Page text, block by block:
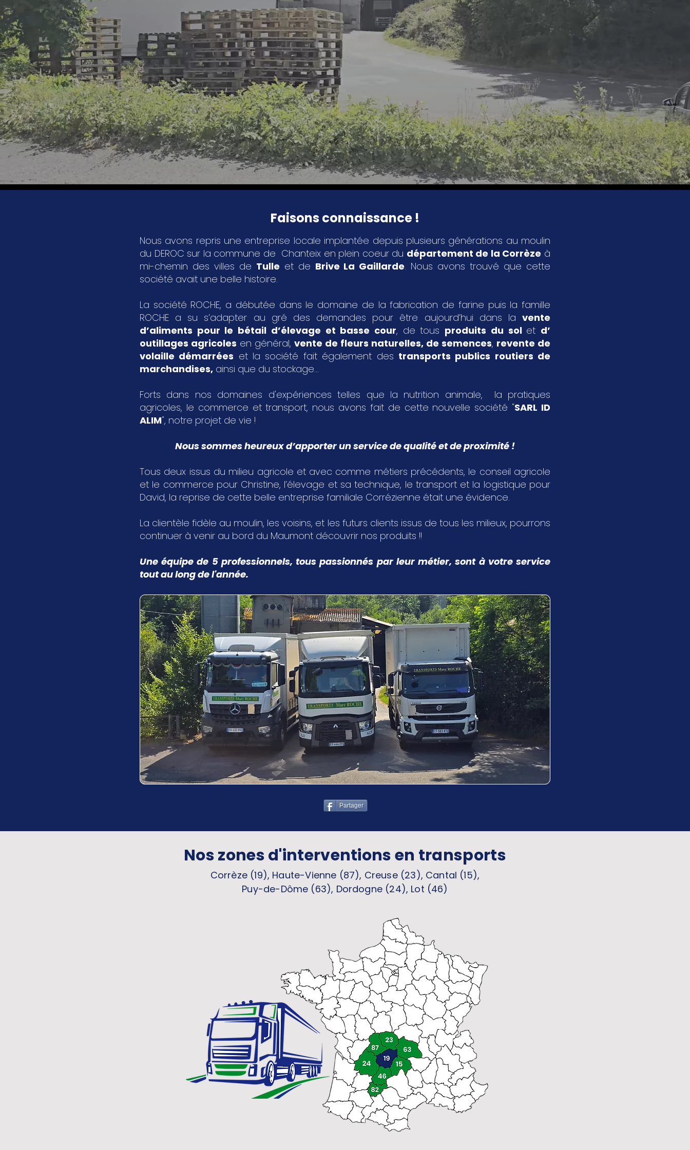
Faisons connaissance !
Nous avons repris une entreprise locale implantée depuis plusieurs générations au moulin
du DEROC sur la commune de Chanteix en plein coeur du département de la Corrèze à
mi-chemin des villes de Tulle et de Brive La Gaillarde. Nous avons trouvé que cette
société avait une belle histoire.
La société ROCHE, a débutée dans le domaine de la fabrication de farine puis la famille
ROCHE a su s’adapter au gré des demandes pour être aujourd’hui dans la vente
d’aliments pour le bétail d’élevage et basse cour, de tous produits du sol et d’
outillages agricoles en général, vente de fleurs naturelles, de semences, revente de
volaille démarrées et la société fait également des transports publics routiers de
marchandises, ainsi que du stockage...
Forts dans nos domaines d'expériences telles que la nutrition animale, la pratiques
agricoles, le commerce et transport, nous avons fait de cette nouvelle société "SARL ID
ALIM", notre projet de vie !
Nous sommes heureux d’apporter un service de qualité et de proximité !
Tous deux issus du milieu agricole et avec comme métiers précédents, le conseil agricole
et le commerce pour Christine, l’élevage et sa technique, le transport et la logistique pour
David, la reprise de cette belle entreprise familiale Corrézienne était une évidence.
La clientèle fidèle au moulin, les voisins, et les futurs clients issus de tous les milieux, pourrons
continuer à venir au bord du Maumont découvrir nos produits !!
Une équipe de 5 professionnels, tous passionnés par leur métier, sont à votre service
tout au long de l'année.
Partager
Nos zones d'interventions en transports
Corrèze (19), Haute-Vienne (87), Creuse (23), Cantal (15),
Puy-de-Dôme (63), Dordogne (24), Lot (46)